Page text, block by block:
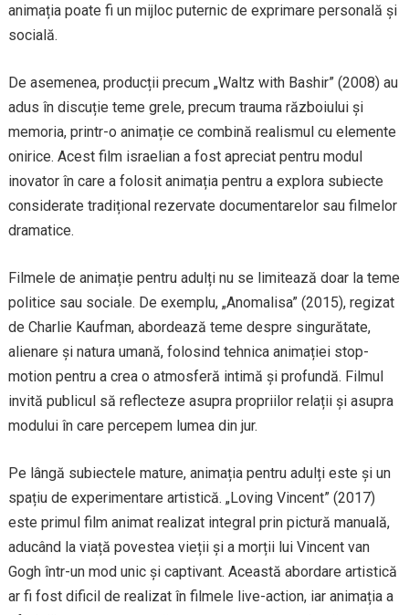
animația poate fi un mijloc puternic de exprimare personală și
socială.
De asemenea, producții precum „Waltz with Bashir” (2008) au
adus în discuție teme grele, precum trauma războiului și
memoria, printr-o animație ce combină realismul cu elemente
onirice. Acest film israelian a fost apreciat pentru modul
inovator în care a folosit animația pentru a explora subiecte
considerate tradițional rezervate documentarelor sau filmelor
dramatice.
Filmele de animație pentru adulți nu se limitează doar la teme
politice sau sociale. De exemplu, „Anomalisa” (2015), regizat
de Charlie Kaufman, abordează teme despre singurătate,
alienare și natura umană, folosind tehnica animației stop-
motion pentru a crea o atmosferă intimă și profundă. Filmul
invită publicul să reflecteze asupra propriilor relații și asupra
modului în care percepem lumea din jur.
Pe lângă subiectele mature, animația pentru adulți este și un
spațiu de experimentare artistică. „Loving Vincent” (2017)
este primul film animat realizat integral prin pictură manuală,
aducând la viață povestea vieții și a morții lui Vincent van
Gogh într-un mod unic și captivant. Această abordare artistică
ar fi fost dificil de realizat în filmele live-action, iar animația a